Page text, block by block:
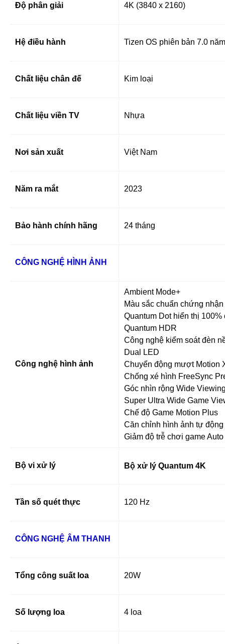
Độ phân giải 4K (3840 x 2160)
Hệ điều hành Tizen OS phiên bản 7.0
Chất liệu chân đế Kim loại
Chất liệu viền TV Nhựa
Nơi sản xuất Việt Nam
Năm ra mắt 2023
Bảo hành chính hãng 24 tháng
CÔNG NGHỆ HÌNH ẢNH
Công nghệ hình ảnh
Ambient Mode+
Màu sắc chuẩn chứng
Quantum Dot hiển thị 100%
Quantum HDR
Công nghệ kiểm soát đèn
Dual LED
Chuyển động mượt Motion
Chống xé hình FreeSync
Góc nhìn rộng Wide
Super Ultra Wide Game
Chế độ Game Motion Plus
Căn chỉnh hình ảnh tự
Giảm độ trễ chơi game
Bộ vi xử lý Bộ xử lý Quantum 4K
Tần số quét thực 120 Hz
CÔNG NGHỆ ÂM THANH
Tổng công suất loa 20W
Số lượng loa 4 loa